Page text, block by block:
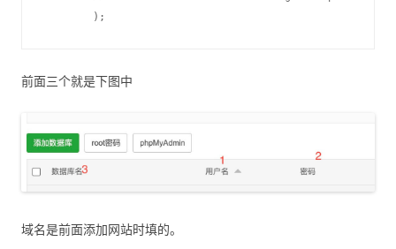
前面三个就是下图中
域名是前面添加网站时填的。